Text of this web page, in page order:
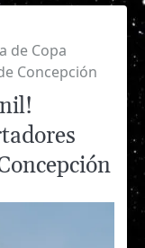
de Copa
Concepción